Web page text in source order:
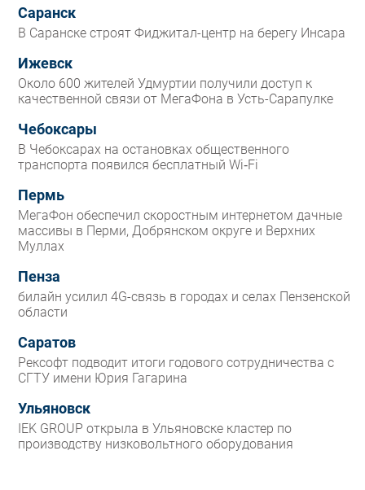
Саранск
В Саранске строят Фиджитал-центр на берегу Инсара
Ижевск
Около 600 жителей Удмуртии получили доступ к
качественной связи от МегаФона в Усть-Сарапулке
Чебоксары
В Чебоксарах на остановках общественного
транспорта появился бесплатный Wi‑Fi
Пермь
МегаФон обеспечил скоростным интернетом дачные
массивы в Перми, Добрянском округе и Верхних
Муллах
Пенза
билайн усилил 4G-связь в городах и селах Пензенской
области
Саратов
Рексофт подводит итоги годового сотрудничества с
СГТУ имени Юрия Гагарина
Ульяновск
IEK GROUP открыла в Ульяновске кластер по
производству низковольтного оборудования